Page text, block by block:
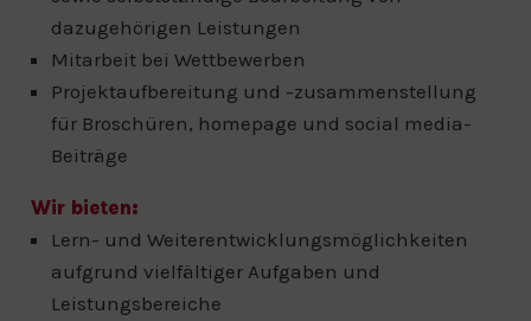
dazugehörigen Leistungen
Mitarbeit bei Wettbewerben
Projektaufbereitung und -zusammenstellung
für Broschüren, homepage und social media-
Beiträge
Wir bieten:
Lern- und Weiterentwicklungsmöglichkeiten
aufgrund vielfältiger Aufgaben und
Leistungsbereiche